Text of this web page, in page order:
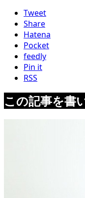
Tweet
Share
Hatena
Pocket
feedly
Pin it
RSS
この記事を書